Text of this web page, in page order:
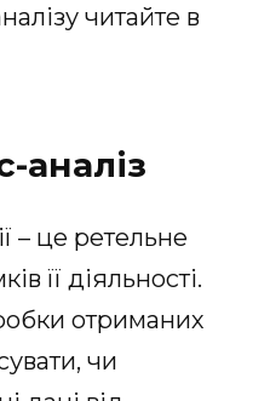
читайте в
аналіз
– це ретельне
її діяльності.
отриманих
чи